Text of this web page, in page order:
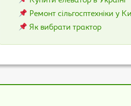
Ремонт сільгосптехніки у
Як вибрати трактор